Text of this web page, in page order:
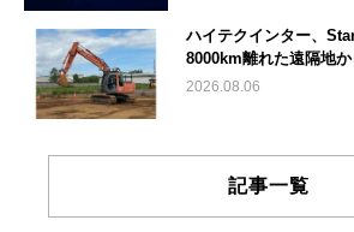
ハイテクインター、
8000km離れた遠隔地
2026.08.06
記事一覧